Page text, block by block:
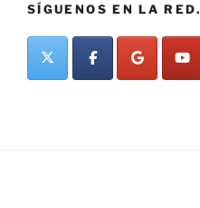
SÍGUENOS EN LA RED.